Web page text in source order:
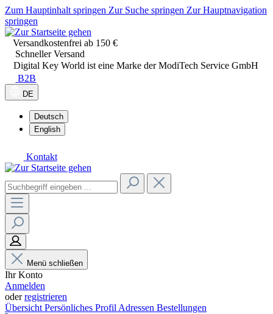
Zum Hauptinhalt springen Zur Suche springen Zur Hauptnavigation
springen
Versandkostenfrei ab 150 €
Schneller Versand
Digital Key World ist eine Marke der ModiTech Service GmbH
B2B
DE
Deutsch
English
Kontakt
Menü schließen
Ihr Konto
Anmelden
oderregistrieren
Übersicht Persönliches Profil Adressen Bestellungen